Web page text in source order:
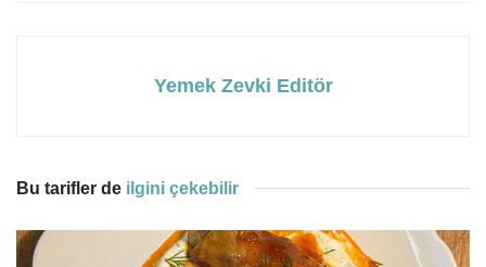
Yemek Zevki Editör
Bu tarifler de ilgini çekebilir